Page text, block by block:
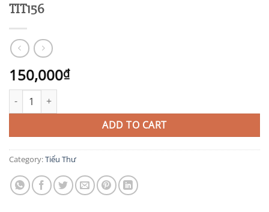
TIT156
150,000₫
TIT156 quantity
ADD TO CART
Category:Tiểu Thư